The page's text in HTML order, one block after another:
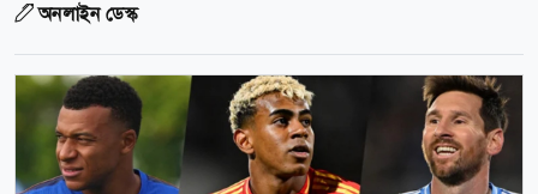
অনলাইন ডেস্ক